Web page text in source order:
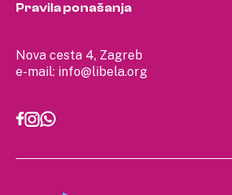
Nova cesta 4, Zagreb
e-mail: info@libela.org
Pravila ponašanja